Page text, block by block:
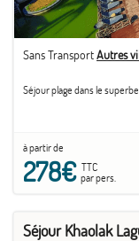
Sans TransportAutres
Séjour plage dans le
à partir de
278€TTC
par pers.
Séjour Khaolak